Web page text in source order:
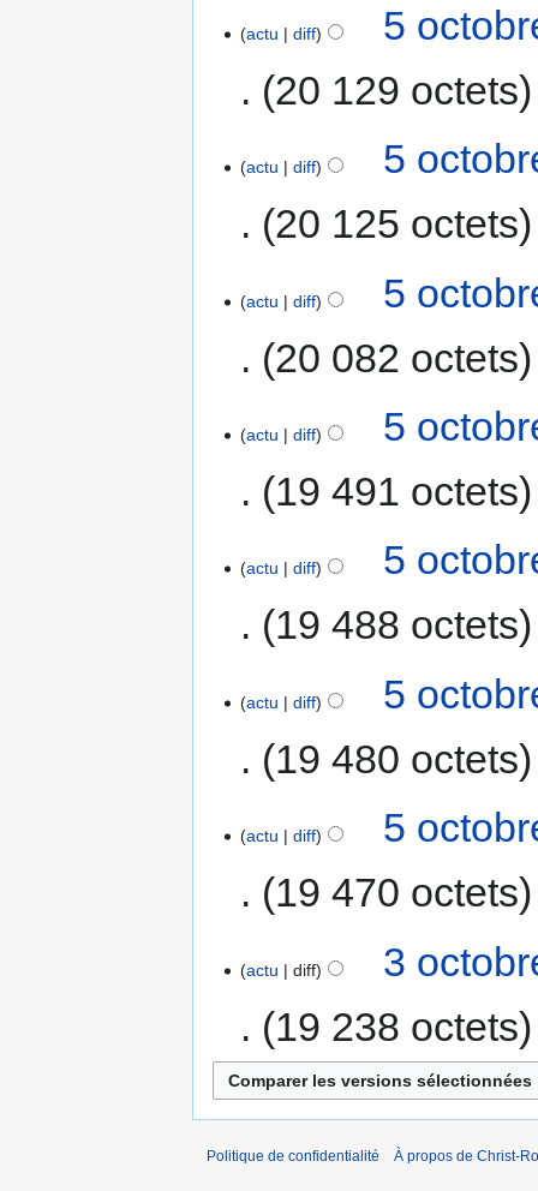
actu diff
5
20 129 octets
actu diff
5
20 125 octets
actu diff
5
20 082 octets
actu diff
5
19 491 octets
actu diff
5
19 488 octets
actu diff
5
19 480 octets
actu diff
5
19 470 octets
actu diff
3
19 238 octets
Politique de confidentialité À propos de Christ-